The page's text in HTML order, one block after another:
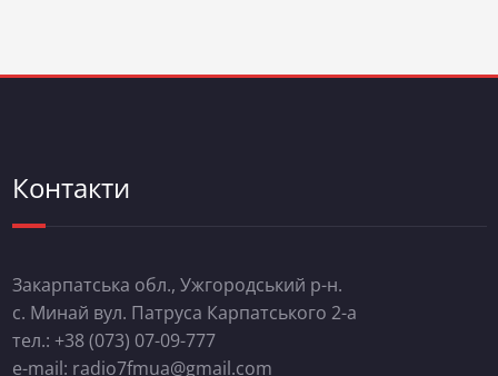
Контакти
Закарпатська обл., Ужгородський р-н.
с. Минай вул. Патруса Карпатського 2-а
тел.: +38 (073) 07-09-777
e-mail: radio7fmua@gmail.com